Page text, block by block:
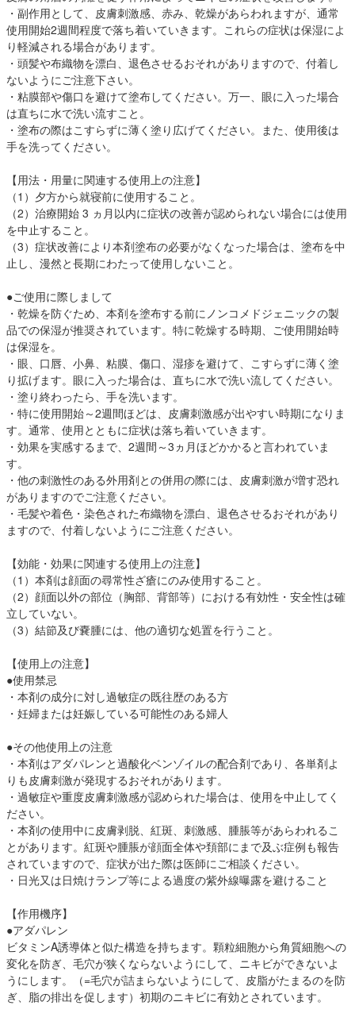
・副作用として、皮膚刺激感、赤み、乾燥があらわれますが、通常
使用開始2週間程度で落ち着いていきます。これらの症状は保湿によ
り軽減される場合があります。
・頭髪や布織物を漂白、退色させるおそれがありますので、付着し
ないようにご注意下さい。
・粘膜部や傷口を避けて塗布してください。万一、眼に入った場合
は直ちに水で洗い流すこと。
・塗布の際はこすらずに薄く塗り広げてください。また、使用後は
手を洗ってください。
【用法・用量に関連する使用上の注意】
（1）夕方から就寝前に使用すること。
（2）治療開始 3 ヵ月以内に症状の改善が認められない場合には使用
を中止すること。
（3）症状改善により本剤塗布の必要がなくなった場合は、塗布を中
止し、漫然と長期にわたって使用しないこと。
●ご使用に際しまして
・乾燥を防ぐため、本剤を塗布する前にノンコメドジェニックの製
品での保湿が推奨されています。特に乾燥する時期、ご使用開始時
は保湿を。
・眼、口唇、小鼻、粘膜、傷口、湿疹を避けて、こすらずに薄く塗
り拡げます。眼に入った場合は、直ちに水で洗い流してください。
・塗り終わったら、手を洗います。
・特に使用開始～2週間ほどは、皮膚刺激感が出やすい時期になりま
す。通常、使用とともに症状は落ち着いていきます。
・効果を実感するまで、2週間～3ヵ月ほどかかると言われていま
す。
・他の刺激性のある外用剤との併用の際には、皮膚刺激が増す恐れ
がありますのでご注意ください。
・毛髪や着色・染色された布織物を漂白、退色させるおそれがあり
ますので、付着しないようにご注意ください。
【効能・効果に関連する使用上の注意】
（1）本剤は顔面の尋常性ざ瘡にのみ使用すること。
（2）顔面以外の部位（胸部、背部等）における有効性・安全性は確
立していない。
（3）結節及び嚢腫には、他の適切な処置を行うこと。
【使用上の注意】
●使用禁忌
・本剤の成分に対し過敏症の既往歴のある方
・妊婦または妊娠している可能性のある婦人
●その他使用上の注意
・本剤はアダパレンと過酸化ベンゾイルの配合剤であり、各単剤よ
りも皮膚刺激が発現するおそれがあります。
・過敏症や重度皮膚刺激感が認められた場合は、使用を中止してく
ださい。
・本剤の使用中に皮膚剥脱、紅斑、刺激感、腫脹等があらわれるこ
とがあります。紅斑や腫脹が顔面全体や頚部にまで及ぶ症例も報告
されていますので、症状が出た際は医師にご相談ください。
・日光又は日焼けランプ等による過度の紫外線曝露を避けること
【作用機序】
●アダパレン
ビタミンA誘導体と似た構造を持ちます。顆粒細胞から角質細胞への
変化を防ぎ、毛穴が狭くならないようにして、ニキビができないよ
うにします。（=毛穴が詰まらないようにして、皮脂がたまるのを防
ぎ、脂の排出を促します）初期のニキビに有効とされています。